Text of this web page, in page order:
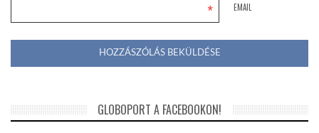
EMAIL
*
GLOBOPORT A FACEBOOKON!